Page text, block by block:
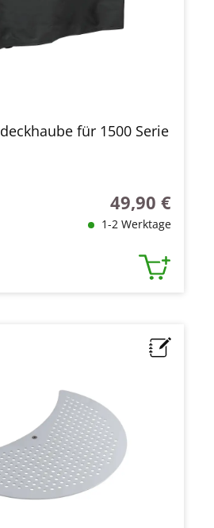
für 1500 Serie
Regulärer Preis:
49,90 €
1-2 Werktage